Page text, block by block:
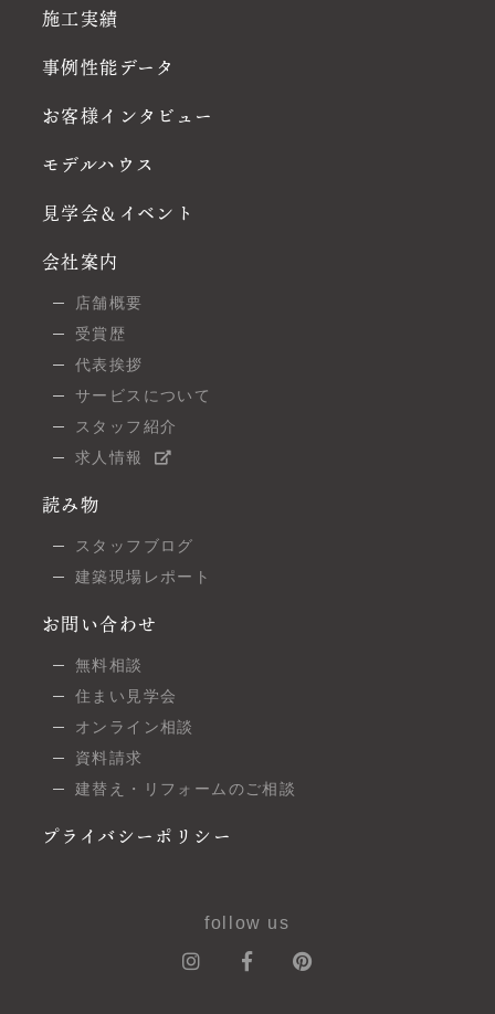
施工実績
事例性能データ
お客様インタビュー
モデルハウス
見学会＆イベント
会社案内
店舗概要
受賞歴
代表挨拶
サービスについて
スタッフ紹介
求人情報
読み物
スタッフブログ
建築現場レポート
お問い合わせ
無料相談
住まい見学会
オンライン相談
資料請求
建替え・リフォームのご相談
プライバシーポリシー
follow us